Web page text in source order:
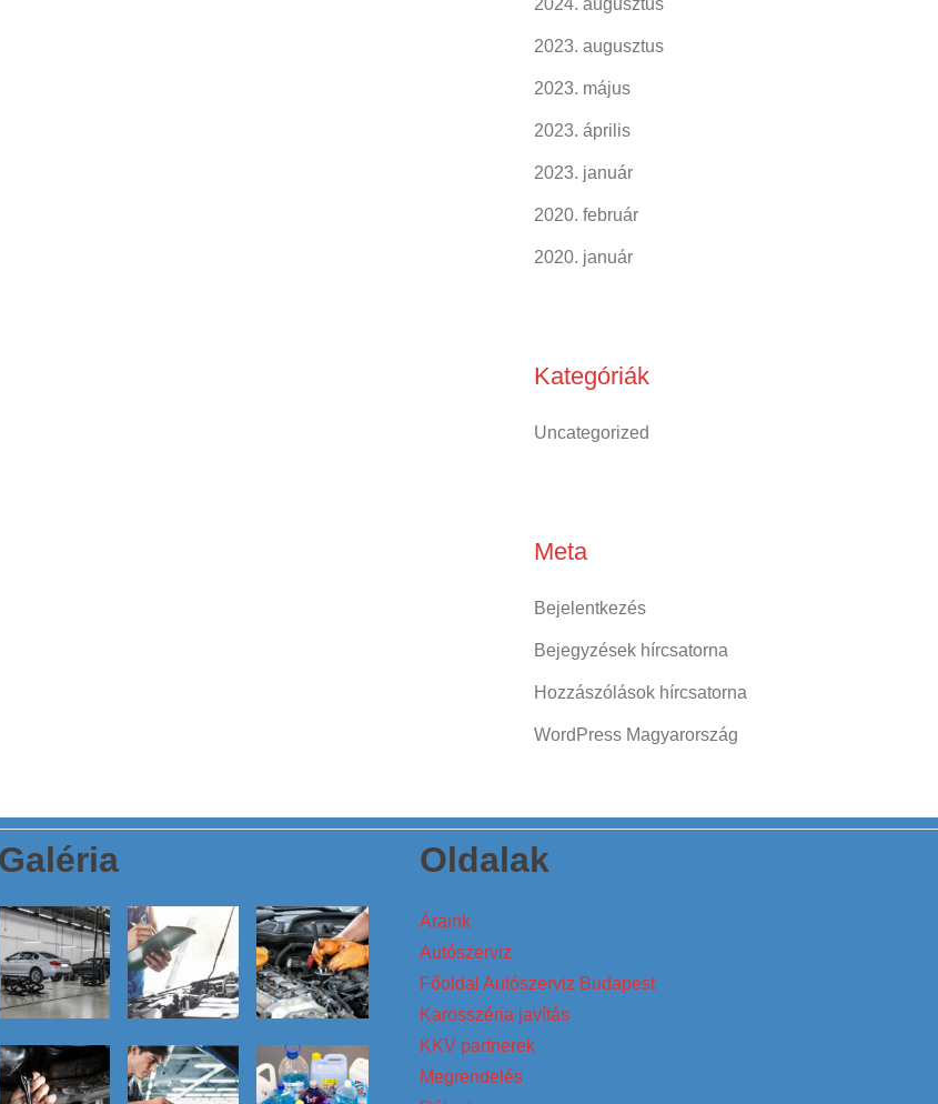
2024. augusztus
2023. augusztus
2023. május
2023. április
2023. január
2020. február
2020. január
Kategóriák
Uncategorized
Meta
Bejelentkezés
Bejegyzések hírcsatorna
Hozzászólások hírcsatorna
WordPress Magyarország
Galéria Oldalak
Áraink
Autószerviz
Főoldal Autószerviz Budapest
Karosszéria javítás
KKV partnerek
Megrendelés